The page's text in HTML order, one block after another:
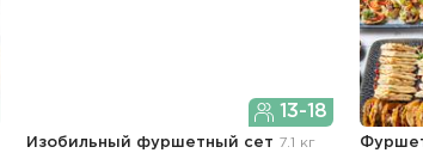
13-18
Изобильный фуршетный сет 7.1 кг